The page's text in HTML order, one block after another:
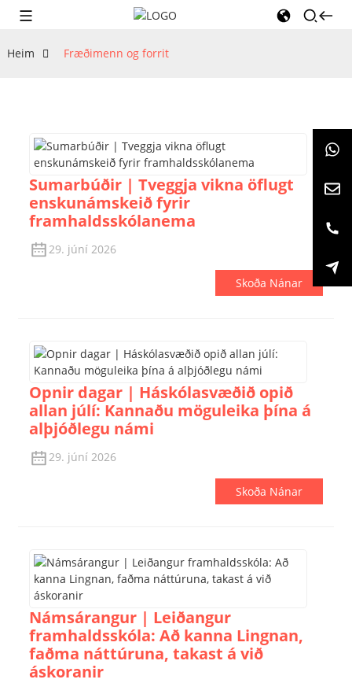
Heim Fræðimenn og forrit
Sumarbúðir | Tveggja vikna öflugt
enskunámskeið fyrir
framhaldsskólanema
29. júní 2026
Skoða Nánar
Opnir dagar | Háskólasvæðið opið
allan júlí: Kannaðu möguleika þína á
alþjóðlegu námi
29. júní 2026
Skoða Nánar
Námsárangur | Leiðangur
framhaldsskóla: Að kanna Lingnan,
faðma náttúruna, takast á við
áskoranir